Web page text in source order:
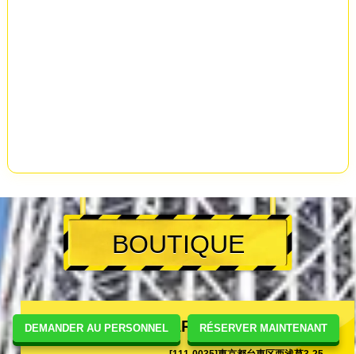
DEMANDER AU PERSONNEL RÉSERVER MAINTENANT
BOUTIQUE
STREET KART ASAKUSA